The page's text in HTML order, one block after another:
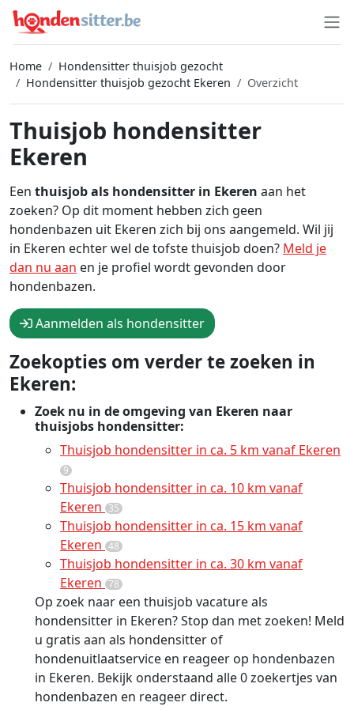
Home
Hondensitter thuisjob gezocht
Hondensitter thuisjob gezocht Ekeren
Overzicht
Thuisjob hondensitter
Ekeren
Een thuisjob als hondensitter in Ekeren aan het
zoeken? Op dit moment hebben zich geen
hondenbazen uit Ekeren zich bij ons aangemeld. Wil jij
in Ekeren echter wel de tofste thuisjob doen? Meld je
dan nu aan en je profiel wordt gevonden door
hondenbazen.
Aanmelden als hondensitter
Zoekopties om verder te zoeken in
Ekeren:
Zoek nu in de omgeving van Ekeren naar
thuisjobs hondensitter:
Thuisjob hondensitter in ca. 5 km vanaf Ekeren
9
Thuisjob hondensitter in ca. 10 km vanaf
Ekeren 35
Thuisjob hondensitter in ca. 15 km vanaf
Ekeren 48
Thuisjob hondensitter in ca. 30 km vanaf
Ekeren 78
Op zoek naar een thuisjob vacature als
hondensitter in Ekeren? Stop dan met zoeken! Meld
u gratis aan als hondensitter of
hondenuitlaatservice en reageer op hondenbazen
in Ekeren. Bekijk onderstaand alle 0 zoekertjes van
hondenbazen en reageer direct.